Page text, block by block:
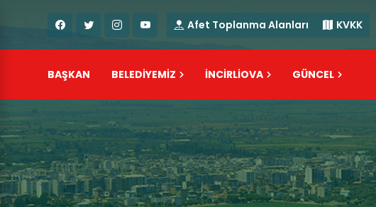
Afet Toplanma Alanları KVKK
BAŞKAN BELEDİYEMİZ İNCİRLİOVA GÜNCEL